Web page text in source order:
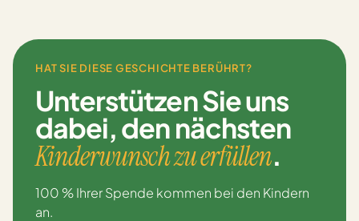
HAT SIE DIESE GESCHICHTE BERÜHRT?
Unterstützen Sie uns
dabei,den nächsten
Kinderwunsch zu erfüllen.
100 % Ihrer Spende kommen bei den Kindern
an.